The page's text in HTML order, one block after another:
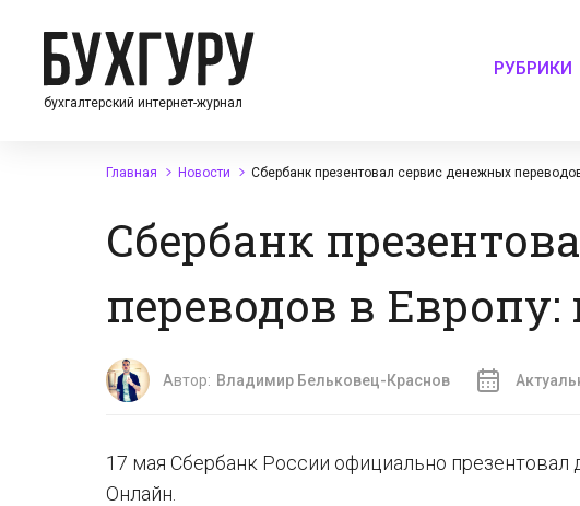
бухгалтерский интернет-журнал
РУБРИКИ
Главная Новости Сбербанк презентовал сервис денежных
Сбербанк
переводов в
Автор: Владимир Бельковец-Краснов
17 мая Сбербанк России официально
Онлайн.